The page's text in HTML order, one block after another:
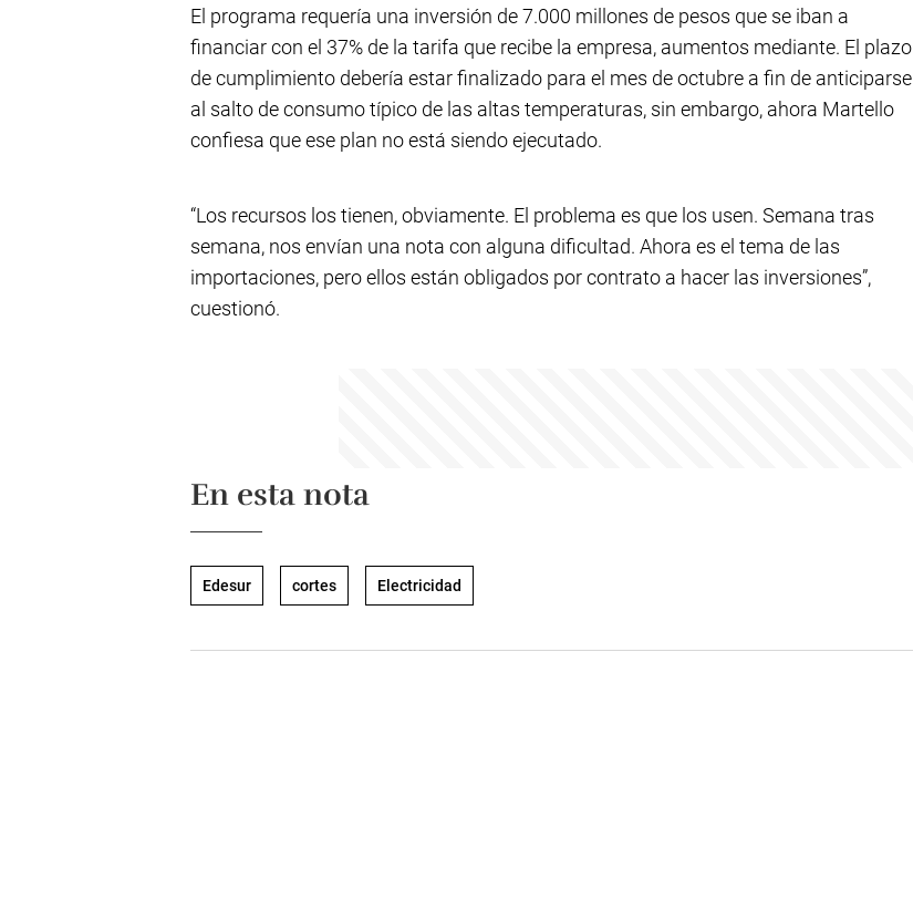
El programa requería una inversión de 7.000 millones de pesos que se iban a
financiar con el 37% de la tarifa que recibe la empresa, aumentos mediante. El plazo
de cumplimiento debería estar finalizado para el mes de octubre a fin de anticiparse
al salto de consumo típico de las altas temperaturas, sin embargo, ahora Martello
confiesa que ese plan no está siendo ejecutado.
“Los recursos los tienen, obviamente. El problema es que los usen. Semana tras
semana, nos envían una nota con alguna dificultad. Ahora es el tema de las
importaciones, pero ellos están obligados por contrato a hacer las inversiones”,
cuestionó.
En esta nota
Edesur cortes Electricidad